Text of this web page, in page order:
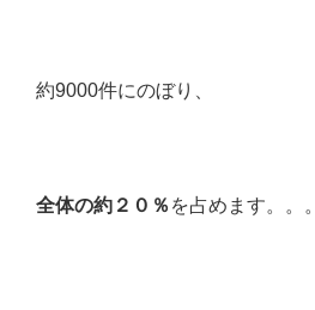
約9000件にのぼり、
全体の約２０％ を占めます。。。